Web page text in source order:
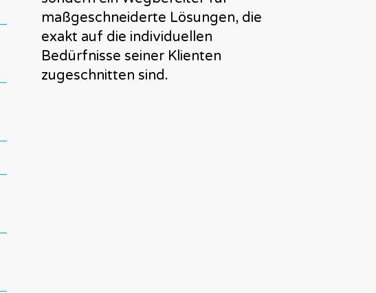
maßgeschneiderte Lösungen, die
exakt auf die individuellen
Bedürfnisse seiner Klienten
zugeschnitten sind.